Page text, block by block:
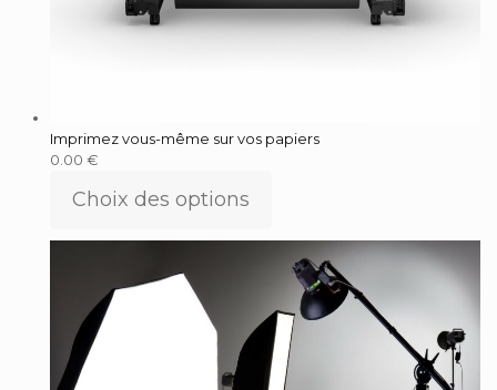
Imprimez vous-même sur vos papiers
0.00 €
Choix des options